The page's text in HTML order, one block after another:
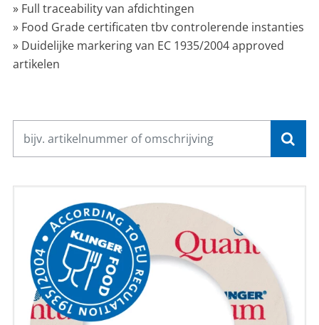
» Full traceability van afdichtingen
» Food Grade certificaten tbv controlerende instanties
» Duidelijke markering van EC 1935/2004 approved
artikelen